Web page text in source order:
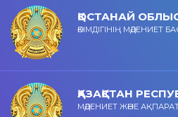
ҚОСТАНАЙ
ӘКІМДІГІНІҢ МӘДЕНИЕТ
ҚАЗАҚСТАН
МӘДЕНИЕТ ЖӘНЕ